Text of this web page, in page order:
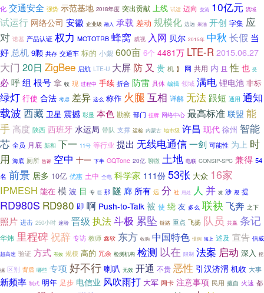
化 交通安全 强势 示范基地 2018年度 突出贡献 上线 试运 迈向 交流 10亿元 流域
试运行 网络公司 安徽 企业级 融入 承载 差动 规模化 边远 采油 开创 字集 应
对 诺基 产品认证 权力 MOTOTRB 蜂窝 威视 入网 贝尔 2015年 中秋 长假 当
好 总机 9颗 共存 交通车 标的 小觑 600亩 6个 4481万 LTE-R 2015.06.27
大门 20日 ZigBee 启航 LTE-U 大屏 防 又 贵 机 】 网 共用 内 且 性 也 受
必呼组 根号 拿 收 现 过程中 手续 折合 防雷 具体 编辑 领域 满电 锂电池 非标
绿灯 行使 合法 考虑 差异 这么 称作 火腿 互相 详解 无法 跟短 通用 通知
载波 西藏 卫星 震撼 彰显 本色 勘察 部门 挂牌 网络中心 最高标准 联盟 能
手 高度 陕西 西班牙 水运局 带队 支撑 运检 内蒙古 地市级 许昌 现代 徐州 智能
芯 全员 月底 新和 下一 11号 等行业 提出 无线电通信一剑 可能性 为上 时
用 海底 厕所 告诉 空中 十一 下半 GQTone 20亿 聊微 土地 电联 CONSIP-SPC 兼得 54
名 前景 居多 10亿 优惠 土中 全电 科学家 111份 53张 大众 16家
IPMESH 能在 模 波 目 专 巨 那 隧 廊 所有 远 分 社 用处 人 并 发 涉 规 提
RD980S RD980 即 啊 Push-to-Talk 被 使 绕 友 多么 联袂飞奔 之下
照片 进击 250小时 途聆 晋级 执法斗极 累坠 链路 重点 飞扬 队员 共赢 条记
华炜 里程碑祝辞 专访 教师 鑫软 东方 收购 中国特色 惯例 海上 述及 宣告 信威
超高速 验证 方式 有效 规模 高的 冗余 检测机构 检测 以在 限制 法案 启动 深入 挖
掘 区别 背后 哪些 专项 好不行 喇叭 无效 开通 不贵 恶性 引汉济渭 机收 大事
新频率 制式 明年 足步 电信业 风吹雨打 大军 网卡 注意事项 民用 擅自 火速 都